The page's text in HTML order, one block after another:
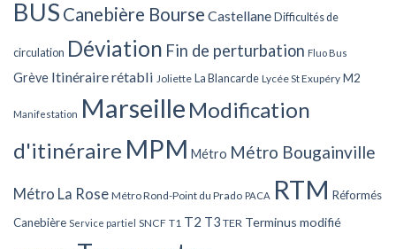
BUS Canebière Bourse Castellane Difficultés de
circulation Déviation Fin de perturbation Fluo Bus
Grève Itinéraire rétabli Joliette La Blancarde Lycée St Exupéry M2
Manifestation Marseille Modification
d'itinéraire MPM Métro Métro Bougainville
Métro La Rose Métro Rond-Point du Prado PACA RTM Réformés
Canebière Service partiel SNCF T1 T2 T3 TER Terminus modifié